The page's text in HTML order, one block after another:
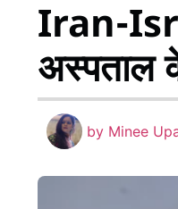
Iran-
अस्पताल
by Minee